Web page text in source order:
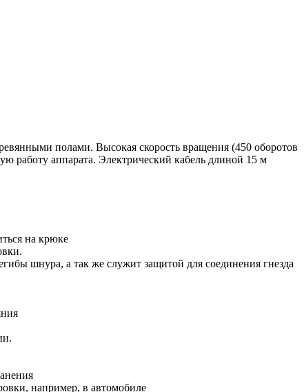
полами. Высокая скорость вращения (450 оборотов
работу аппарата. Электрический кабель длиной 15 м
на крюке
шнура, а так же служит защитой для соединения гнезда
например, в автомобиле